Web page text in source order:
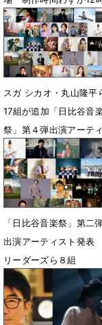
間!?「銀河鉄道999」秘
話
5月7日 19時06分
スガ シカオ・丸山隆平
17組が追加「日比谷音
祭」第４弾出演アーティ
スト発表
4月24日 14時10分
「日比谷音楽祭」第二
出演アーティスト発表
リーダーズら８組
3月4日 12時33分